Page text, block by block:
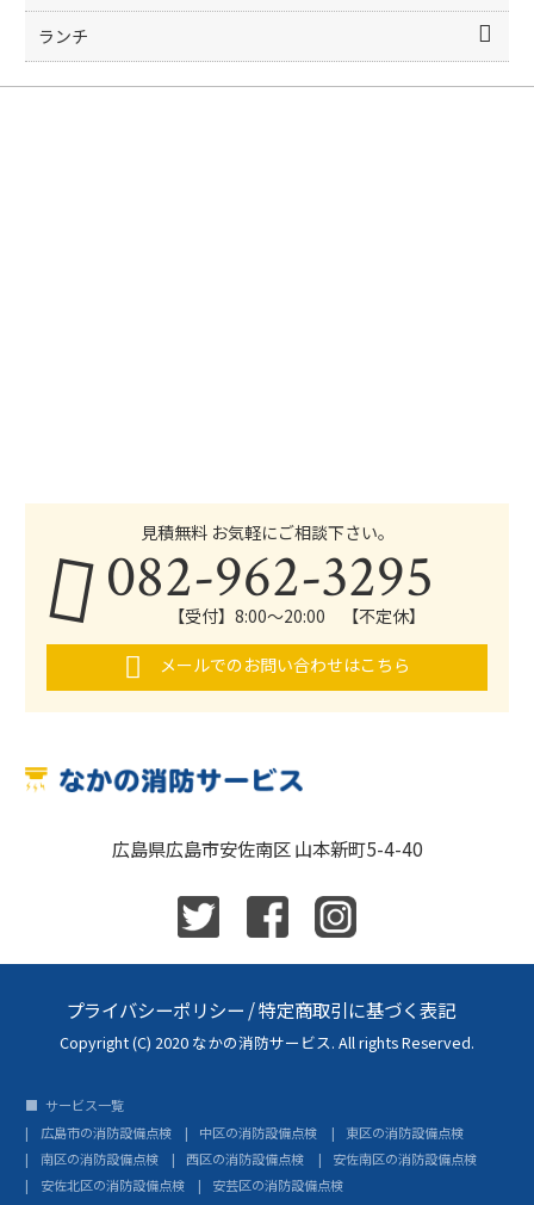
ランチ
見積無料 お気軽にご相談下さい。
082-962-3295
【受付】8:00～20:00 【不定休】
メールでのお問い合わせはこちら
広島県広島市安佐南区 山本新町5-4-40
プライバシーポリシー /特定商取引に基づく表記
Copyright (C) 2020 なかの消防サービス. All rights Reserved.
サービス一覧
広島市の消防設備点検
中区の消防設備点検
東区の消防設備点検
南区の消防設備点検
西区の消防設備点検
安佐南区の消防設備点検
安佐北区の消防設備点検
安芸区の消防設備点検